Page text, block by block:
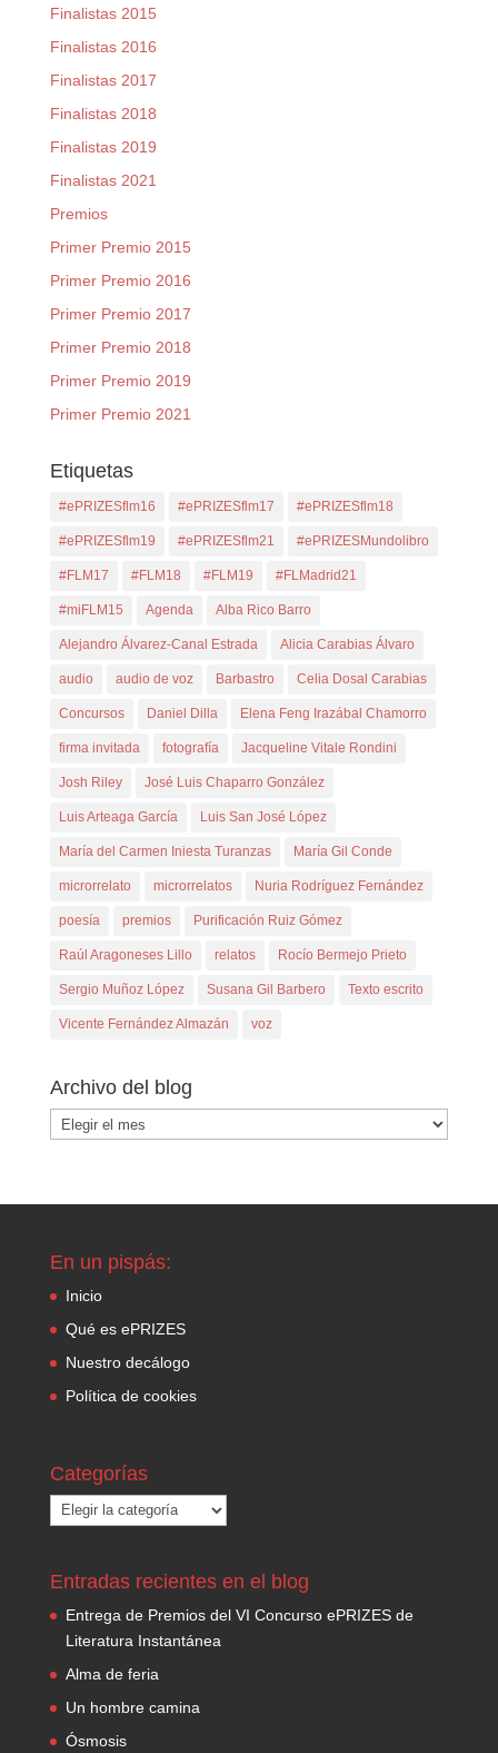
Finalistas 2015
Finalistas 2016
Finalistas 2017
Finalistas 2018
Finalistas 2019
Finalistas 2021
Premios
Primer Premio 2015
Primer Premio 2016
Primer Premio 2017
Primer Premio 2018
Primer Premio 2019
Primer Premio 2021
Etiquetas
#ePRIZESflm16 #ePRIZESflm17 #ePRIZESflm18
#ePRIZESflm19 #ePRIZESflm21 #ePRIZESMundolibro
#FLM17 #FLM18 #FLM19 #FLMadrid21
#miFLM15 Agenda Alba Rico Barro
Alejandro Álvarez-Canal Estrada Alicia Carabias Álvaro
audio audio de voz Barbastro Celia Dosal Carabias
Concursos Daniel Dilla Elena Feng Irazábal Chamorro
firma invitada fotografía Jacqueline Vitale Rondini
Josh Riley José Luis Chaparro González
Luis Arteaga García Luis San José López
María del Carmen Iniesta Turanzas María Gil Conde
microrrelato microrrelatos Nuria Rodríguez Fernández
poesía premios Purificación Ruiz Gómez
Raúl Aragoneses Lillo relatos Rocío Bermejo Prieto
Sergio Muñoz López Susana Gil Barbero Texto escrito
Vicente Fernández Almazán voz
Archivo del blog
Archivo
del
En un pispás:
Inicio
Qué es ePRIZES
Nuestro decálogo
Política de cookies
Categorías
Categorías
Entradas recientes en el blog
Entrega de Premios del VI Concurso ePRIZES de
Literatura Instantánea
Alma de feria
Un hombre camina
Ósmosis